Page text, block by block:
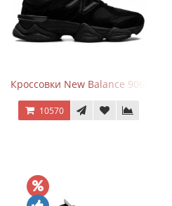
Кроссовки New Balance 9060
10570